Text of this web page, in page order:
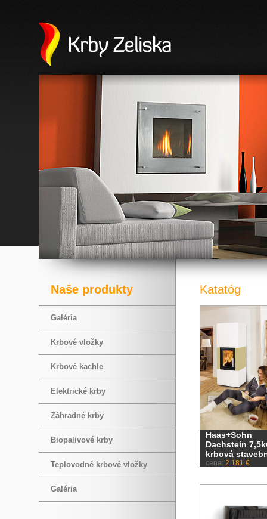
Naše produkty
Galéria
Krbové vložky
Krbové kachle
Elektrické krby
Záhradné krby
Biopalivové krby
Teplovodné krbové vložky
Galéria
Katatóg
Haas+Sohn
Dachstein
krbová
cena: 2 181 €